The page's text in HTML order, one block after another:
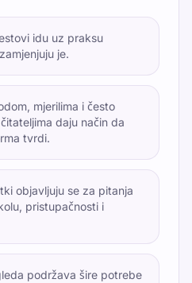
idu uz praksu
je.
mjerilima i često
daju način da
tvrdi.
objavljuju se za pitanja
pristupačnosti i
podržava šire potrebe